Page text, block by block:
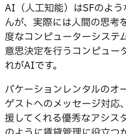
AI（人工知能）はSFのよ
んが、実際には人間の思考
度なコンピューターシステ
意思決定を行うコンピュー
れがAIです。
バケーションレンタルのオ
ゲストへのメッセージ対応
援してくれる優秀なアシス